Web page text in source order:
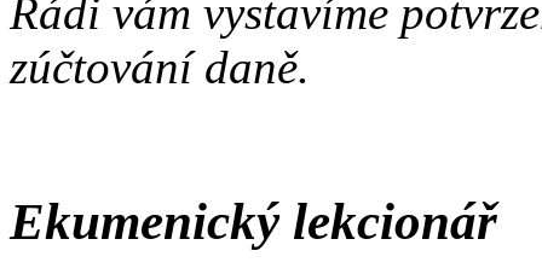
Rádi vám vystavíme
zúčtování daně.
Ekumenický lekcionář